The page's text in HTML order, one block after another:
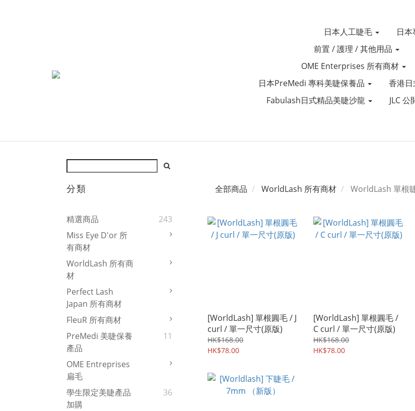
日本人工睫毛 日
前置 / 護理 / 其他用品
OME Enterprises 所有商材
日本PreMedi 專科美睫保養品
香港
Fabulash日式精品美睫沙龍
JLC 公
分類
精選商品
243
Miss Eye D'or 所
有商材
WorldLash 所有商
材
Perfect Lash
Japan 所有商材
FleuR 所有商材
PreMedi 美睫保養
產品
11
OME Entreprises
扁毛
學生限定美睫產品
加購
36
全部商品 WorldLash 所有商材 WorldLash 單根
[WorldLash] 單根圓毛 / J
curl / 單一尺寸(原版)
HK$168.00
HK$78.00
[WorldLash] 單根圓毛 /
C curl / 單一尺寸(原版)
HK$168.00
HK$78.00